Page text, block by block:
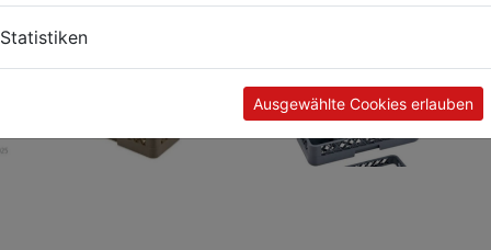
Statistiken
Ausgewählte Cookies erlauben